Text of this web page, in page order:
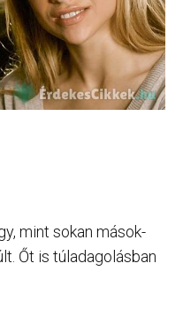
mint sokan mások-
Őt is túladagolásban